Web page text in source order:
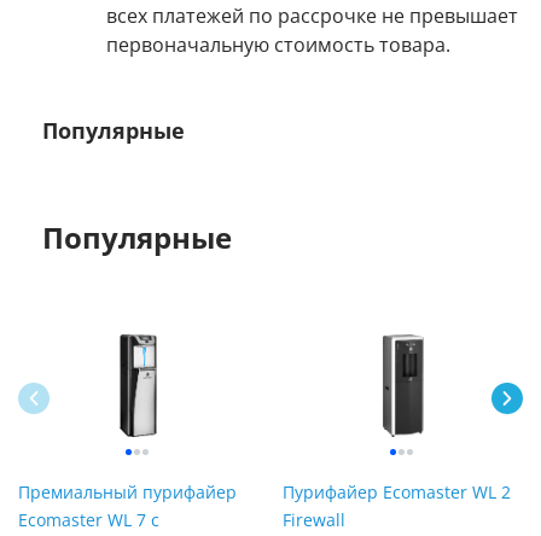
всех платежей по рассрочке не превышает
первоначальную стоимость товара.
Популярные
Популярные
Премиальный пурифайер
Ecomaster WL 7 с
Пурифайер Ecomaster WL 2
Firewall